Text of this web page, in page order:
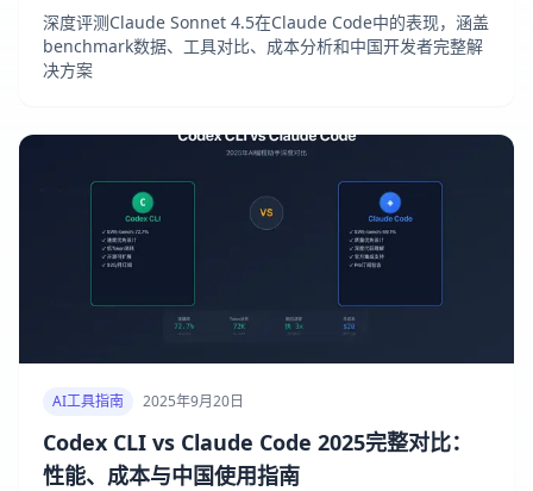
深度评测Claude Sonnet 4.5在Claude Code中的表现，涵盖
benchmark数据、工具对比、成本分析和中国开发者完整解
决方案
AI工具指南 2025年9月20日
Codex CLI vs Claude Code 2025完整对比：
性能、成本与中国使用指南